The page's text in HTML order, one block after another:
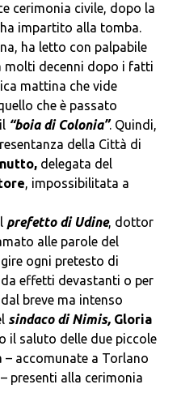
cerimonia civile, dopo la
impartito alla tomba.
ha letto con palpabile
molti decenni dopo i fatti
mattina che vide
che è passato
“boia di Colonia”. Quindi,
della Città di
delegata del
, impossibilitata a
prefetto di Udine, dottor
alle parole del
ogni pretesto di
effetti devastanti o per
breve ma intenso
sindaco di Nimis, Gloria
il saluto delle due piccole
– accomunate a Torlano
presenti alla cerimonia